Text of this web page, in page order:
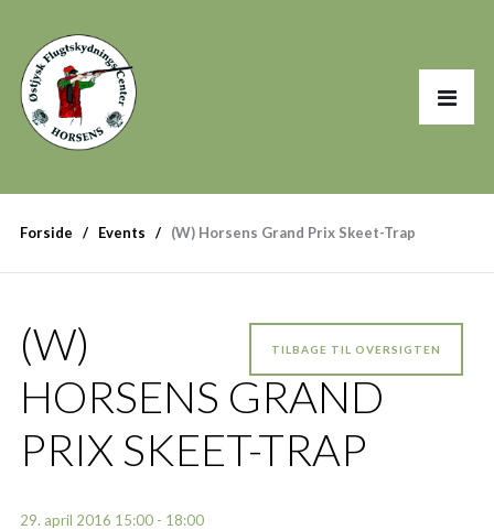
Forside Events (W) Horsens Grand Prix Skeet-Trap
TILBAGE TIL OVERSIGTEN
(W)
HORSENS GRAND
PRIX SKEET-TRAP
29. april 2016 15:00 - 18:00